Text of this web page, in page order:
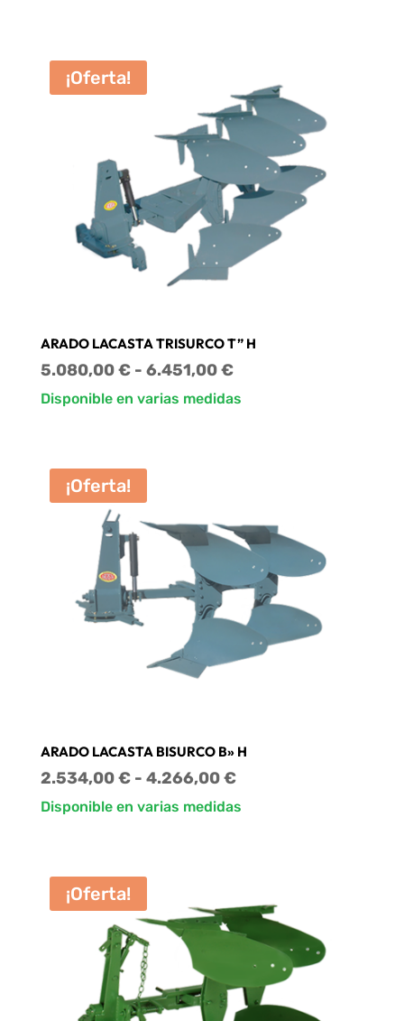
2.552,00 €
¡Oferta!
ARADO LACASTA TRISURCO T” H
5.080,00€ - 6.451,00€Rango
de
Disponible en varias medidas
¡Oferta!
ARADO LACASTA BISURCO B» H
2.534,00€ - 4.266,00€Rango
de
4.266,00 €
Disponible en varias medidas
¡Oferta!